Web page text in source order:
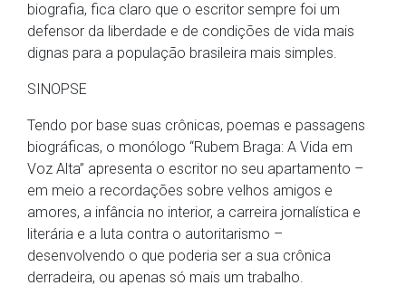
biografia, fica claro que o escritor sempre foi um
defensor da liberdade e de condições de vida mais
dignas para a população brasileira mais simples.
SINOPSE
Tendo por base suas crônicas, poemas e passagens
biográficas, o monólogo “Rubem Braga: A Vida em
Voz Alta” apresenta o escritor no seu apartamento –
em meio a recordações sobre velhos amigos e
amores, a infância no interior, a carreira jornalística e
literária e a luta contra o autoritarismo –
desenvolvendo o que poderia ser a sua crônica
derradeira, ou apenas só mais um trabalho.